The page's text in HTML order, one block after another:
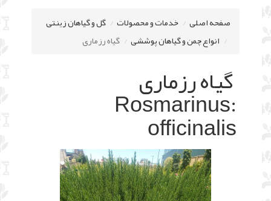
صفحه اصلی خدمات و محصولات
گل و گیاهان زینتی
انواع چمن و گیاهان پوششی
گیاه رزماری
گیاه رزماری
:Rosmarinus
officinalis